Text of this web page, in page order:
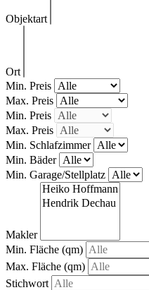
Objektart
Ort
Min. Preis
Max. Preis
Min. Preis
Max. Preis
Min. Schlafzimmer
Min. Bäder
Min. Garage/Stellplatz
Makler
Min. Fläche (qm)
Max. Fläche (qm)
Stichwort